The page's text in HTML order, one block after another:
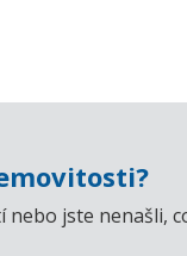
jste nenašli,